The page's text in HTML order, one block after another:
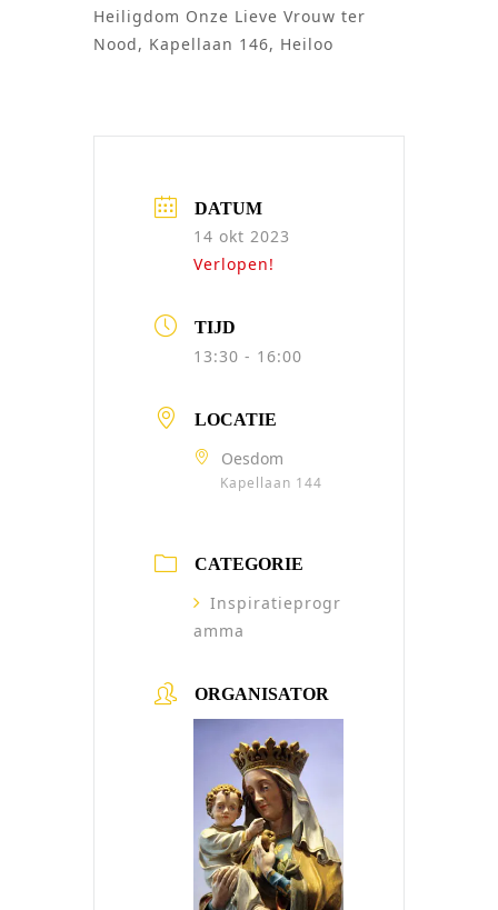
Heiligdom Onze Lieve Vrouw ter
Nood, Kapellaan 146, Heiloo
DATUM
14 okt 2023
Verlopen!
TIJD
13:30 - 16:00
LOCATIE
Oesdom
Kapellaan 144
CATEGORIE
Inspiratieprogr
amma
ORGANISATOR